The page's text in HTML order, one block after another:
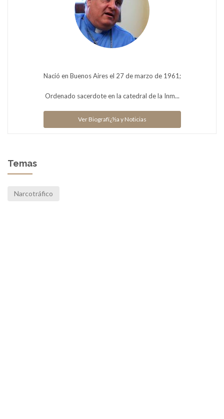
Nació en Buenos Aires el 27 de marzo de 1961;
Ordenado sacerdote en la catedral de la Inm...
Ver Biografï¿½a y Noticias
Temas
Narcotráfico